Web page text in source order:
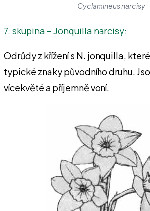
Cyclamineus narcisy
7. skupina – Jonquilla narcisy:
Odrůdy z křížení s N. jonquilla,
typické znaky původního druhu.
vícekvěté a příjemně voní.